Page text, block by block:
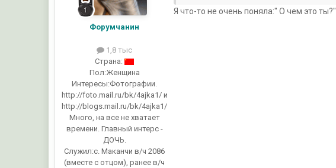
Форумчанин
1,8 тыс
Страна:
Пол:Женщина
Интересы:Фотографии.
http://foto.mail.ru/bk/4ajka1/ и
http://blogs.mail.ru/bk/4ajka1/
Много, на все не хватает
времени. Главный интерс -
ДОЧЬ.
Служил:с. Маканчи в/ч 2086
(вместе с отцом), ранее в/ч
Я что-то не очень поняла:" О чем это ты?"